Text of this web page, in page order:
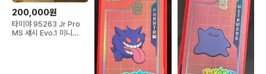
200,000원
타미야 95263 Jr Pro
MS 섀시 Evo.1 미니